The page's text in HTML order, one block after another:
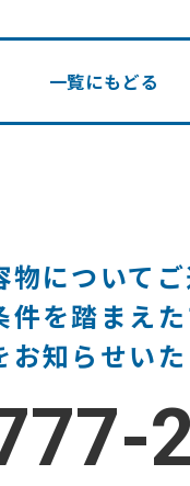
一覧にもどる
についてご
を踏まえ
知らせいた